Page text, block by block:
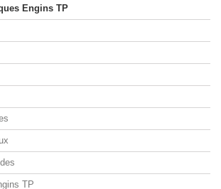
Engins TP
TP